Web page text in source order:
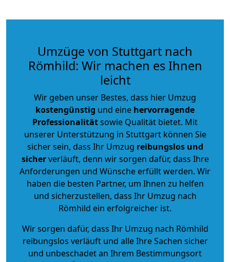
Umzüge von Stuttgart nach
Römhild: Wir machen es Ihnen
leicht
Wir geben unser Bestes, dass hier Umzug
kostengünstig und eine hervorragende
Professionalitätsowie Qualität bietet. Mit
unserer Unterstützung in Stuttgart können Sie
sicher sein, dass Ihr Umzug reibungslos und
sicherverläuft, denn wir sorgen dafür, dass Ihre
Anforderungen und Wünsche erfüllt werden. Wir
haben die besten Partner, um Ihnen zu helfen
und sicherzustellen, dass Ihr Umzug nach
Römhild ein erfolgreicher ist.
Wir sorgen dafür, dass Ihr Umzug nach Römhild
reibungslos verläuft und alle Ihre Sachen sicher
und unbeschadet an Ihrem Bestimmungsort